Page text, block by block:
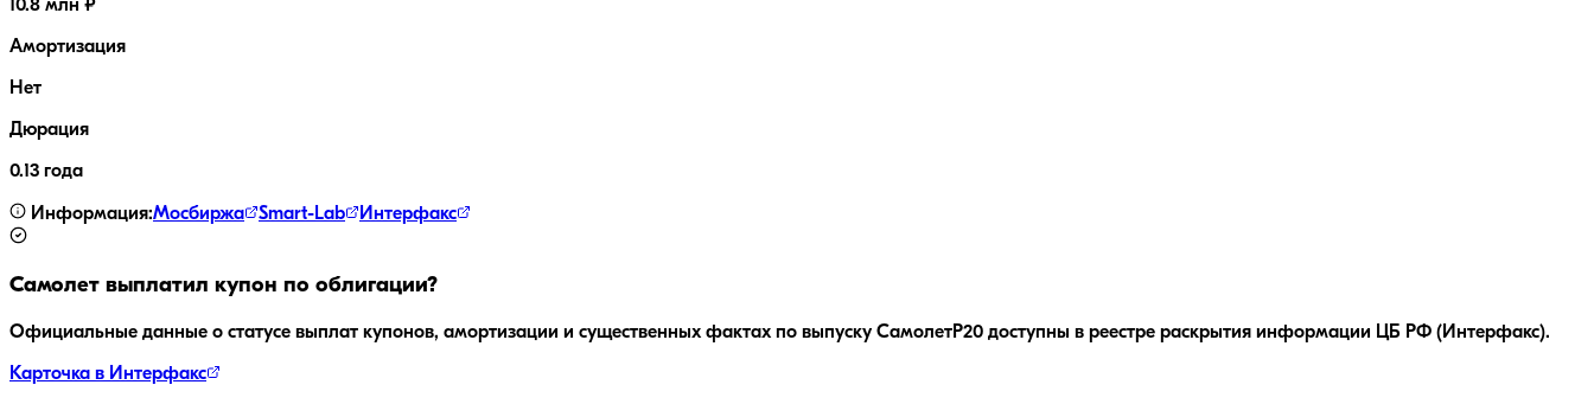
10.8 млн ₽
Амортизация
Нет
Дюрация
0.13 года
Информация:Мосбиржа Smart-Lab Интерфакс
Самолет выплатил купон по облигации?
Официальные данные о статусе выплат купонов, амортизации и существенных фактах по выпуску СамолетP20 доступны в реестре раскрытия информации ЦБ РФ (Интерфакс).
Карточка в Интерфакс